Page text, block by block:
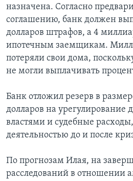
назначена. Согласно
соглашению, банк должен
долларов штрафов, а 4
ипотечным заемщикам.
потеряли свои дома,
не могли выплачивать
Банк отложил резерв в
долларов на урегулирование
властями и судебные
деятельностью до и после
По прогнозам Илая, на
расследований в отношении